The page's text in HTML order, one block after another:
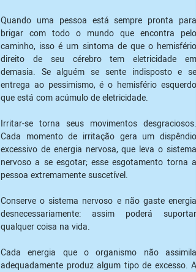
Quando uma pessoa está sempre pronta para
brigar com todo o mundo que encontra pelo
caminho, isso é um sintoma de que o hemisfério
direito de seu cérebro tem eletricidade em
demasia. Se alguém se sente indisposto e se
entrega ao pessimismo, é o hemisfério esquerdo
que está com acúmulo de eletricidade.
Irritar-se torna seus movimentos desgraciosos.
Cada momento de irritação gera um dispêndio
excessivo de energia nervosa, que leva o sistema
nervoso a se esgotar; esse esgotamento torna a
pessoa extremamente suscetível.
Conserve o sistema nervoso e não gaste energia
desnecessariamente: assim poderá suportar
qualquer coisa na vida.
Cada energia que o organismo não assimila
adequadamente produz algum tipo de excesso. A